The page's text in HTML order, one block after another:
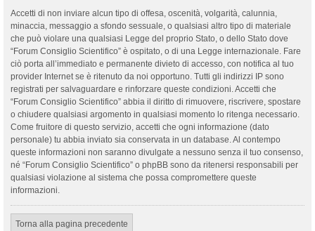
Accetti di non inviare alcun tipo di offesa, oscenità, volgarità, calunnia,
minaccia, messaggio a sfondo sessuale, o qualsiasi altro tipo di materiale
che può violare una qualsiasi Legge del proprio Stato, o dello Stato dove
“Forum Consiglio Scientifico” è ospitato, o di una Legge internazionale. Fare
ciò porta all’immediato e permanente divieto di accesso, con notifica al tuo
provider Internet se è ritenuto da noi opportuno. Tutti gli indirizzi IP sono
registrati per salvaguardare e rinforzare queste condizioni. Accetti che
“Forum Consiglio Scientifico” abbia il diritto di rimuovere, riscrivere, spostare
o chiudere qualsiasi argomento in qualsiasi momento lo ritenga necessario.
Come fruitore di questo servizio, accetti che ogni informazione (dato
personale) tu abbia inviato sia conservata in un database. Al contempo
queste informazioni non saranno divulgate a nessuno senza il tuo consenso,
né “Forum Consiglio Scientifico” o phpBB sono da ritenersi responsabili per
qualsiasi violazione al sistema che possa compromettere queste
informazioni.
Torna alla pagina precedente